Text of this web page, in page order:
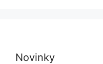
Novinky